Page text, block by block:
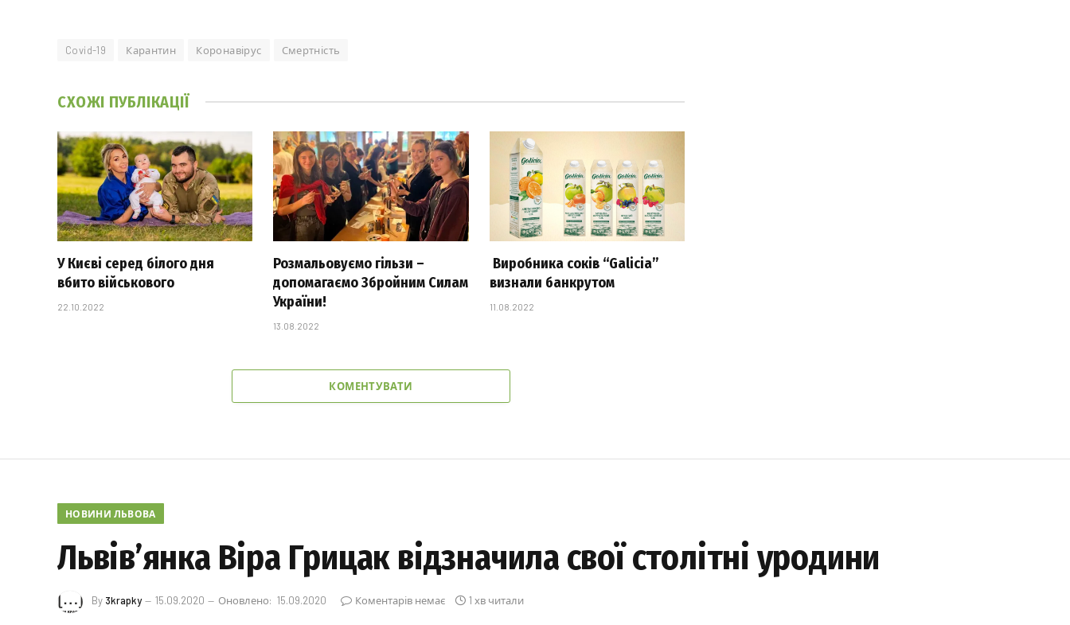
Covid-19 Карантин Коронавірус Смертність
СХОЖІ ПУБЛІКАЦІЇ
У Києві серед білого дня
вбито військового
22.10.2022
Розмальовуємо гільзи –
допомагаємо Збройним Силам
України!
13.08.2022
Виробника соків “Galicia”
визнали банкрутом
11.08.2022
КОМЕНТУВАТИ
НОВИНИ ЛЬВОВА
Львів’янка Віра Грицак відзначила свої столітні уродини
By 3krapky 15.09.2020 Оновлено: 15.09.2020 Коментарів немає 1 хв читали